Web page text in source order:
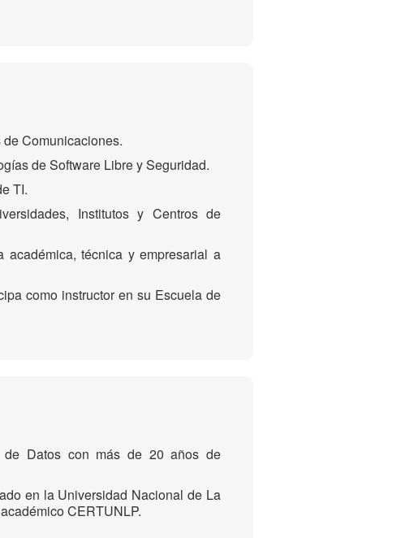
Comunicaciones.
de Software Libre y Seguridad.
TI.
Institutos y Centros de
técnica y empresarial a
como instructor en su Escuela de
de Datos con más de 20 años de
en la Universidad Nacional de La
CERTUNLP.